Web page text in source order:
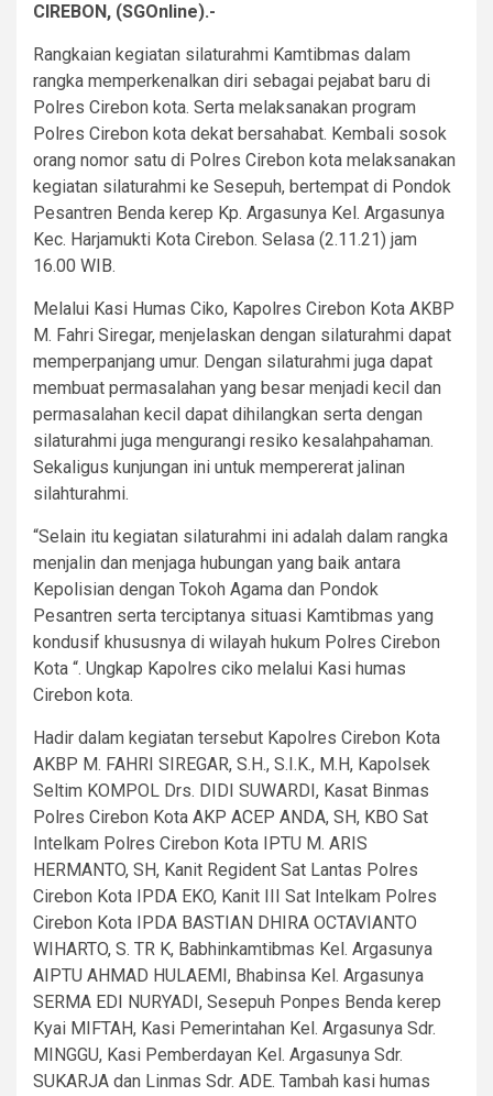
CIREBON, (SGOnline).-
Rangkaian kegiatan silaturahmi Kamtibmas dalam
rangka memperkenalkan diri sebagai pejabat baru di
Polres Cirebon kota. Serta melaksanakan program
Polres Cirebon kota dekat bersahabat. Kembali sosok
orang nomor satu di Polres Cirebon kota melaksanakan
kegiatan silaturahmi ke Sesepuh, bertempat di Pondok
Pesantren Benda kerep Kp. Argasunya Kel. Argasunya
Kec. Harjamukti Kota Cirebon. Selasa (2.11.21) jam
16.00 WIB.
Melalui Kasi Humas Ciko, Kapolres Cirebon Kota AKBP
M. Fahri Siregar, menjelaskan dengan silaturahmi dapat
memperpanjang umur. Dengan silaturahmi juga dapat
membuat permasalahan yang besar menjadi kecil dan
permasalahan kecil dapat dihilangkan serta dengan
silaturahmi juga mengurangi resiko kesalahpahaman.
Sekaligus kunjungan ini untuk mempererat jalinan
silahturahmi.
“Selain itu kegiatan silaturahmi ini adalah dalam rangka
menjalin dan menjaga hubungan yang baik antara
Kepolisian dengan Tokoh Agama dan Pondok
Pesantren serta terciptanya situasi Kamtibmas yang
kondusif khususnya di wilayah hukum Polres Cirebon
Kota “. Ungkap Kapolres ciko melalui Kasi humas
Cirebon kota.
Hadir dalam kegiatan tersebut Kapolres Cirebon Kota
AKBP M. FAHRI SIREGAR, S.H., S.I.K., M.H, Kapolsek
Seltim KOMPOL Drs. DIDI SUWARDI, Kasat Binmas
Polres Cirebon Kota AKP ACEP ANDA, SH, KBO Sat
Intelkam Polres Cirebon Kota IPTU M. ARIS
HERMANTO, SH, Kanit Regident Sat Lantas Polres
Cirebon Kota IPDA EKO, Kanit III Sat Intelkam Polres
Cirebon Kota IPDA BASTIAN DHIRA OCTAVIANTO
WIHARTO, S. TR K, Babhinkamtibmas Kel. Argasunya
AIPTU AHMAD HULAEMI, Bhabinsa Kel. Argasunya
SERMA EDI NURYADI, Sesepuh Ponpes Benda kerep
Kyai MIFTAH, Kasi Pemerintahan Kel. Argasunya Sdr.
MINGGU, Kasi Pemberdayan Kel. Argasunya Sdr.
SUKARJA dan Linmas Sdr. ADE. Tambah kasi humas